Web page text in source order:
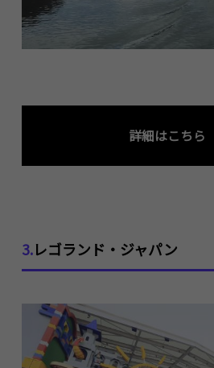
詳細はこちら
3.レゴランド・ジャパン